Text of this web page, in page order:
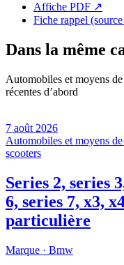
Affiche PDF ↗
Fiche rappel
Dans la même
Automobiles et moyens
récentes d’abord
7 août 2026
Automobiles et moyens
scooters
Series 2, series
6, series 7, x3,
particulière
Marque · Bmw